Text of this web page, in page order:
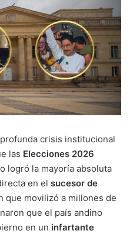
crisis institucional
las Elecciones 2026
logró la mayoría absoluta
en el sucesor de
que movilizó a millones de
que el país andino
en un infartante